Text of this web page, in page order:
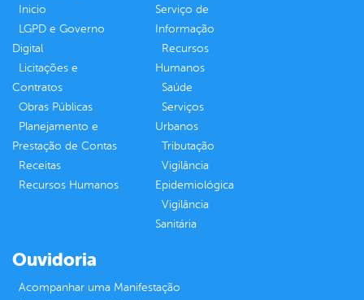
Inicio
LGPD e Governo
Digital
Licitações e
Contratos
Obras Públicas
Planejamento e
Prestação de Contas
Receitas
Recursos Humanos
Serviço de
Informação
Recursos
Humanos
Saúde
Serviços
Urbanos
Tributação
Vigilância
Epidemiológica
Vigilância
Sanitária
Ouvidoria
Acompanhar uma Manifestação